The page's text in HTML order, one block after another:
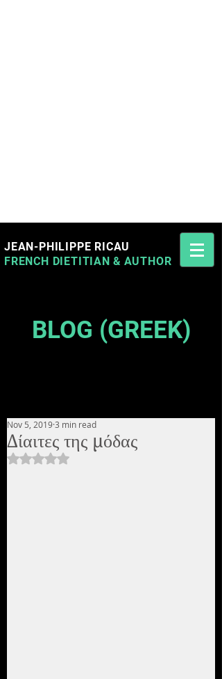
Jean-Philippe Ricau French Cyprus Dietitian
JEAN-PHILIPPE RICAU
FRENCH DIETITIAN & AUTHOR
BLOG (GREEK)
Δίαιτες της μόδας
Nov 5, 20193 min read
Rated NaN out of 5 stars.